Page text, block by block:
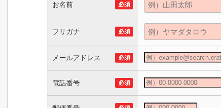
お名前 必須
フリガナ 必須
メールアドレス 必須
電話番号 必須